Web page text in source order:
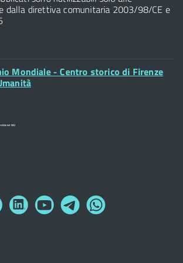
Certificata
dalla direttiva comunitaria 2003/98/CE e
Mondiale - Centro storico di Firenze
Collegamento
a
Collegamento
a
Collegamento
a
Collegamento
a
Collegamento
a